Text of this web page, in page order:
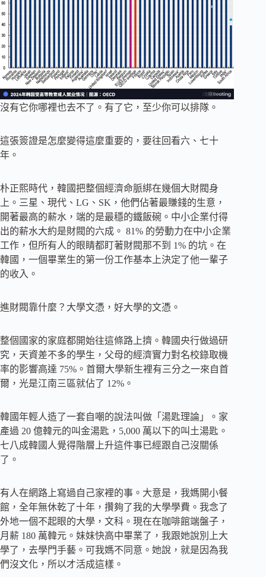
沒有它你哪裡也去不了。有了它，至少你可以排隊。
這張簽證是怎麼變得這麼重要的，要往回看六、七十
年。
朴正熙時代，韓國把整個經濟命脈綁在幾個大財閥身
上。三星、現代、LG、SK，他們佔著最賺錢的生意，
開著最高的薪水，端的是最穩的鐵飯碗。中小企業付得
出的薪水大約是財閥的六成。 81% 的勞動力在中小企業
工作，但所有人的眼睛都盯著財閥那不到 1% 的坑。在
韓國，一個畢業生的第一份工作基本上決定了他一輩子
的收入。
進財閥靠什麼？大學文憑，好大學的文憑。
整個國家的家庭都開始往這條路上擠。韓國央行做過研
究，天資差不多的學生，父母的經濟實力對名校錄取機
率的影響高達 75%。首爾大學新生裡有三分之一來自首
爾，光是江南三區就佔了 12%。
韓國年輕人造了一套自嘲的說法叫做「湯匙理論」。家
產過 20 億韓元的叫金湯匙，5,000 萬以下的叫土湯匙。
七八成韓國人覺得階層上升這件事已經跟自己沒關係
了。
有人在網路上寫過自己家裡的事。大意是，我媽開小餐
館，全年無休乾了十年，攢夠了我的大學學費。我念了
外地一個不起眼的大學，文科。現在在咖啡館端盤子，
月薪 180 萬韓元。妹妹快高中畢業了，我跟她說別上大
學了，去學門手藝。可我媽不同意。她說，就是因為我
們沒文化，所以才活成這樣。